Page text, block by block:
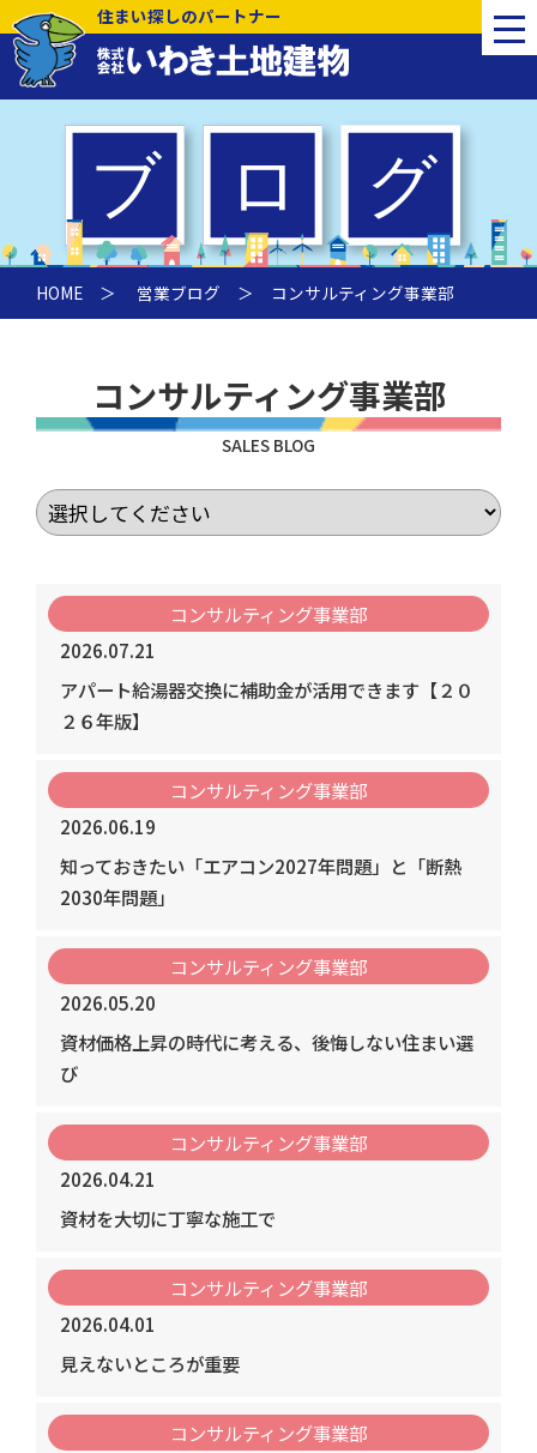
住まい探しのパートナー
HOME ＞ 営業ブログ ＞ コンサルティング事業部
コンサルティング事業部
SALES BLOG
コンサルティング事業部
2026.07.21
アパート給湯器交換に補助金が活用できます【２０
２６年版】
コンサルティング事業部
2026.06.19
知っておきたい「エアコン2027年問題」と「断熱
2030年問題」
コンサルティング事業部
2026.05.20
資材価格上昇の時代に考える、後悔しない住まい選
び
コンサルティング事業部
2026.04.21
資材を大切に丁寧な施工で
コンサルティング事業部
2026.04.01
見えないところが重要
コンサルティング事業部